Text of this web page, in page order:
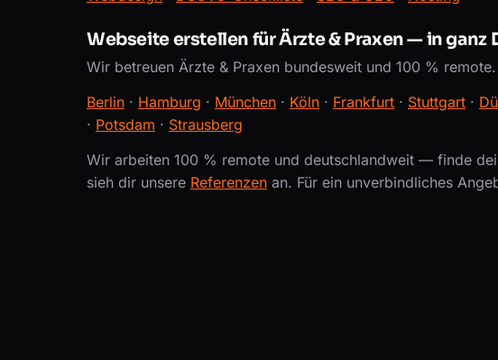
Webseite erstellen für Ärzte & Praxen — in ganz
Wir betreuen Ärzte & Praxen bundesweit und 100 %
Berlin · Hamburg · München · Köln · Frankfurt · Stuttgart ·
· Potsdam · Strausberg
Wir arbeiten 100 % remote und deutschlandweit — finde
sieh dir unsere Referenzen an. Für ein unverbindliches